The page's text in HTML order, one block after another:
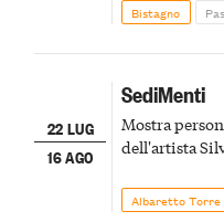
Bistagno
22 LUG
16 AGO
SediMenti
Mostra
dell'artista
Albaretto Torre